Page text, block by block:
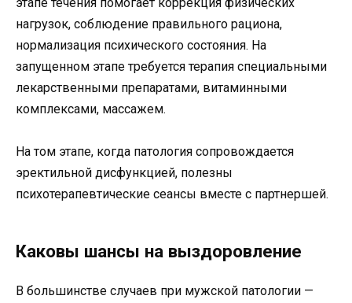
нагрузок, соблюдение правильного рациона,
нормализация психического состояния. На
запущенном этапе требуется терапия специальными
лекарственными препаратами, витаминными
комплексами, массажем.
На том этапе, когда патология сопровождается
эректильной дисфункцией, полезны
психотерапевтические сеансы вместе с партнершей.
Каковы шансы на выздоровление
В большинстве случаев при мужской патологии —